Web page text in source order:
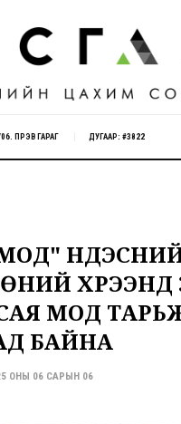
ПҮРЭВ ГАРАГ ДУГААР: #3822
ХҮРЭЭНД
МОД
БАЙНА
ОНЫ 06 САРЫН 06